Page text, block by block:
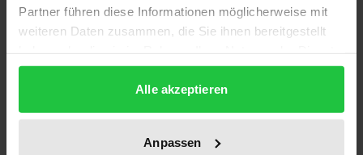
Partner führen diese Informationen möglicherweise mit
weiteren Daten zusammen, die Sie ihnen bereitgestellt
gesammelt haben.
Alle akzeptieren
Anpassen
Aus der Natur stammende Materialien, verschiedene
Papiere, vereinzelte akustische Elemente und eine
machen das Buch zu einem Erlebnis. Es war
ungewöhnlich, dass ein offizieller Verlag ein solches
Buchprojekt mit obendrein jungen, in der DDR-